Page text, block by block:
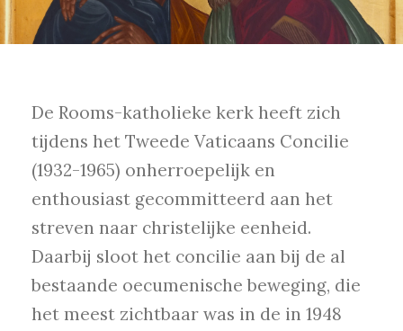
De Rooms-katholieke kerk heeft zich
tijdens het Tweede Vaticaans Concilie
(1932-1965) onherroepelijk en
enthousiast gecommitteerd aan het
streven naar christelijke eenheid.
Daarbij sloot het concilie aan bij de al
bestaande oecumenische beweging, die
het meest zichtbaar was in de in 1948